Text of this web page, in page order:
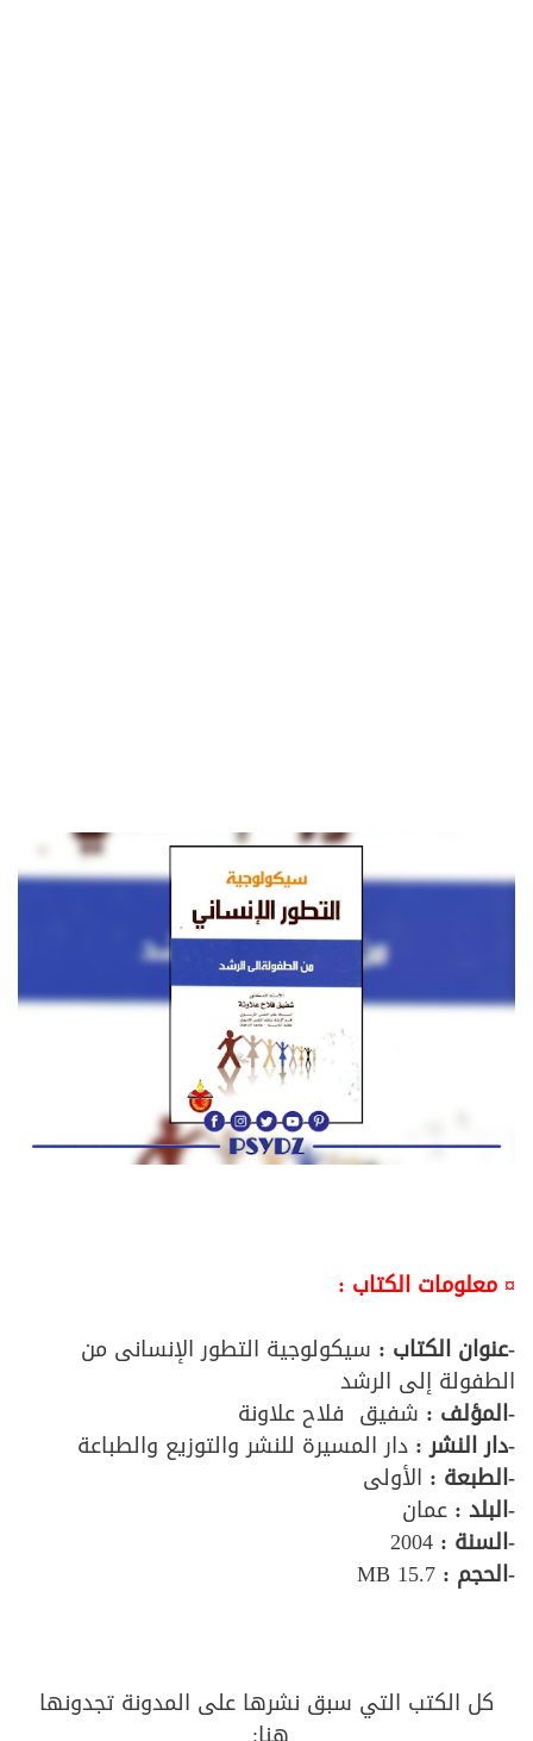
¤ معلومات الكتاب :
-عنوان الكتاب : سيكولوجية التطور الإنسانى من
الطفولة إلى الرشد
-المؤلف : شفيق فلاح علاونة
-دار النشر : دار المسيرة للنشر والتوزيع والطباعة
-الطبعة : الأولى
-البلد : عمان
-السنة :
-الحجم :
كل الكتب التي سبق نشرها على المدونة تجدونها